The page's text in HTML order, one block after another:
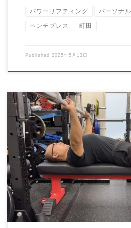
パワーリフティング パーソナ
ベンチプレス 町田
Published 2025年5月13日
パーソナルトレーニングジムBrain大
プレスを楽しむための秘訣 – 継続が […]